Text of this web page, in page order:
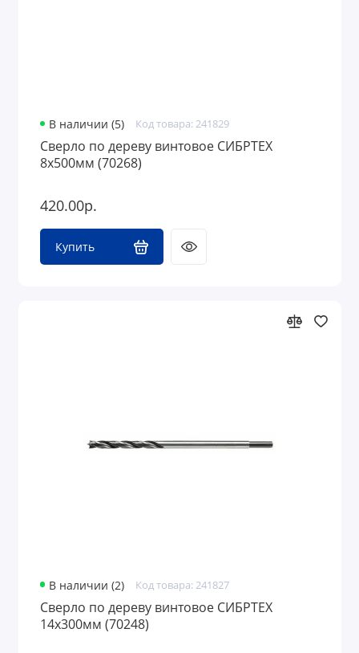
В наличии (5) Код товара: 241829
Сверло по дереву винтовое СИБРТЕХ
8х500мм (70268)
420.00р.
Купить
В наличии (2) Код товара: 241827
Сверло по дереву винтовое СИБРТЕХ
14х300мм (70248)